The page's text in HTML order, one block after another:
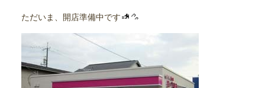
ただいま、開店準備中です